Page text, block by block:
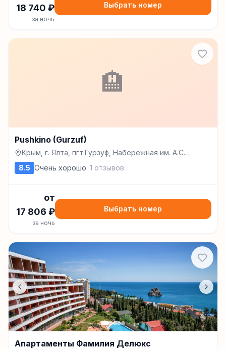
18 740 ₽
за ночь
Выбрать номер
🏨
Pushkino (Gurzuf)
Крым, г. Ялта, пгт.Гурзуф, Набережная им. А.С.
Пушкина, 1, Гурзуф
8.5 Очень хорошо· 1 отзывов
от
17 806 ₽
за ночь
Выбрать номер
Апартаменты Фамилия Делюкс